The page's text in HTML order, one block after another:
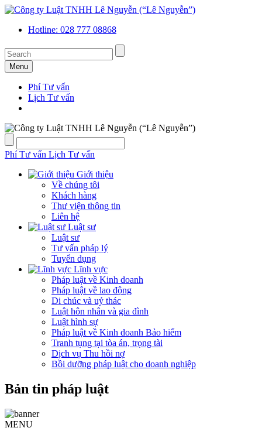
Hotline: 028 777 08868
Menu
Phí Tư vấn
Lịch Tư vấn
Phí Tư vấn Lịch Tư vấn
Giới thiệu
Về chúng tôi
Khách hàng
Thư viện thông tin
Liên hệ
Luật sư
Luật sư
Tư vấn pháp lý
Tuyển dụng
Lĩnh vực
Pháp luật về Kinh doanh
Pháp luật về lao động
Di chúc và uỷ thác
Luật hôn nhân và gia đình
Luật hình sự
Pháp luật về Kinh doanh Bảo hiểm
Tranh tụng tại tòa án, trọng tài
Dịch vụ Thu hồi nợ
Bồi dưỡng pháp luật cho doanh nghiệp
Bản tin pháp luật
MENU